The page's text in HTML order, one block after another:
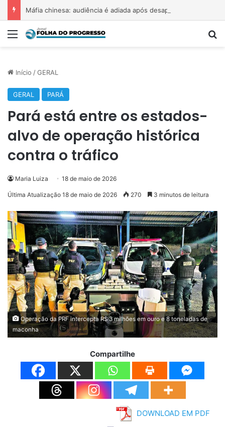
Menu
Início /GERAL
GERAL PARÁ
Pará está entre os estados-
alvo de operação histórica
contra o tráfico
Maria Luiza 18 de maio de 2026
Última Atualização 18 de maio de 2026 270 3 minutos de leitura
Operação da PRF intercepta R$ 3 milhões em ouro e 8 toneladas de
maconha
Compartilhe
DOWNLOAD EM PDF